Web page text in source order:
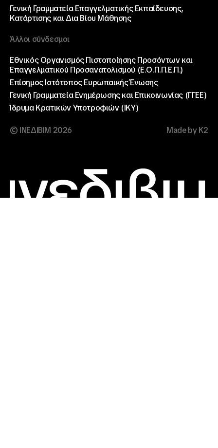
Γενική Γραμματεία Επαγγελματικής Εκπαίδευσης,
Κατάρτισης και Δια Βίου Μάθησης
Άλλοι σύνδεσμοι
Εθνικός Οργανισμός Πιστοποίησης Προσόντων και
Επαγγελματικού Προσανατολισμού (Ε.Ο.Π.Π.Ε.Π.)
Επίσημος Ιστότοπος Ευρωπαικής Ένωσης
Γενική Γραμματεία Ενημέρωσης και Επικοινωνίας (ΓΓΕΕ)
Ίδρυμα Κρατικών Υποτροφιών (ΙΚΥ)
© ΙΝΕΔΙΒΙΜ 2026 Made by K2